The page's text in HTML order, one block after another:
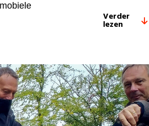
Verder
lezen